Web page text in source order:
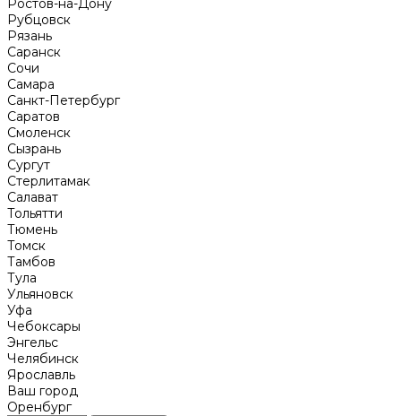
Ростов-на-Дону
Рубцовск
Рязань
Саранск
Сочи
Самара
Санкт-Петербург
Саратов
Смоленск
Сызрань
Сургут
Стерлитамак
Салават
Тольятти
Тюмень
Томск
Тамбов
Тула
Ульяновск
Уфа
Чебоксары
Энгельс
Челябинск
Ярославль
Ваш город
Оренбург